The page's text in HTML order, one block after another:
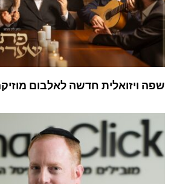
שפה ויזואלית חדשה לאלבום